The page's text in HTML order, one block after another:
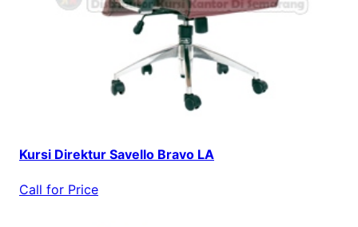
Kursi Direktur Savello Bravo LA
Call for Price